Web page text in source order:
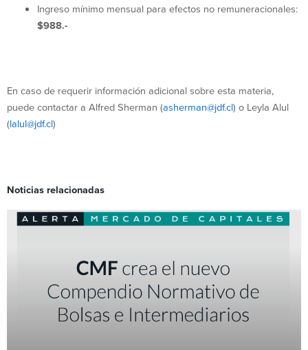
Ingreso mínimo mensual para efectos no remuneracionales:
$988.-
En caso de requerir información adicional sobre esta materia,
puede contactar a Alfred Sherman (asherman@jdf.cl) o Leyla Alul
(lalul@jdf.cl)
Noticias relacionadas